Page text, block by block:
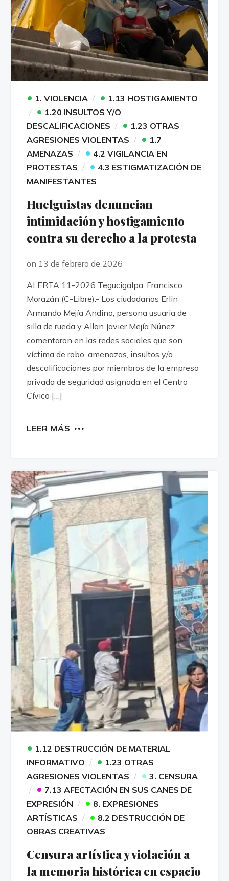
• 1. VIOLENCIA • 1.13 HOSTIGAMIENTO
• 1.20 INSULTOS Y/O
DESCALIFICACIONES
• 1.23 OTRAS
AGRESIONES VIOLENTAS
• 1.7
AMENAZAS
• 4.2 VIGILANCIA EN
PROTESTAS
• 4.3 ESTIGMATIZACIÓN DE
MANIFESTANTES
Huelguistas denuncian
intimidación y hostigamiento
contra su derecho a la protesta
on 13 de febrero de 2026
ALERTA 11-2026 Tegucigalpa, Francisco
Morazán (C-Libre).- Los ciudadanos Erlin
Armando Mejía Andino, persona usuaria de
silla de rueda y Allan Javier Mejía Núnez
comentaron en las redes sociales que son
víctima de robo, amenazas, insultos y/o
descalificaciones por miembros de la empresa
privada de seguridad asignada en el Centro
Cívico […]
LEER MÁS
• 1.12 DESTRUCCIÓN DE MATERIAL
INFORMATIVO
• 1.23 OTRAS
AGRESIONES VIOLENTAS
• 3. CENSURA
• 7.13 AFECTACIÓN EN SUS CANES DE
EXPRESIÓN
• 8. EXPRESIONES
ARTÍSTICAS
• 8.2 DESTRUCCIÓN DE
OBRAS CREATIVAS
Censura artística y violación a
la memoria histórica en espacio